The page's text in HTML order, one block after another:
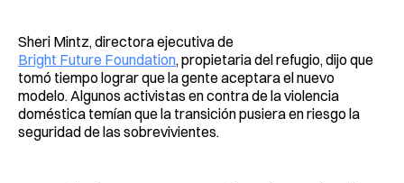
Sheri Mintz, directora ejecutiva de
Bright Future Foundation, propietaria del refugio, dijo que
tomó tiempo lograr que la gente aceptara el nuevo
modelo. Algunos activistas en contra de la violencia
doméstica temían que la transición pusiera en riesgo la
seguridad de las sobrevivientes.